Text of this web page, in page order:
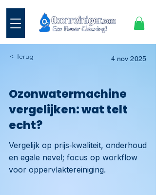
< Terug 4 nov 2025
Ozonwatermachine
vergelijken: wat telt
echt?
Vergelijk op prijs‑kwaliteit, onderhoud
en egale nevel; focus op workflow
voor oppervlaktereiniging.